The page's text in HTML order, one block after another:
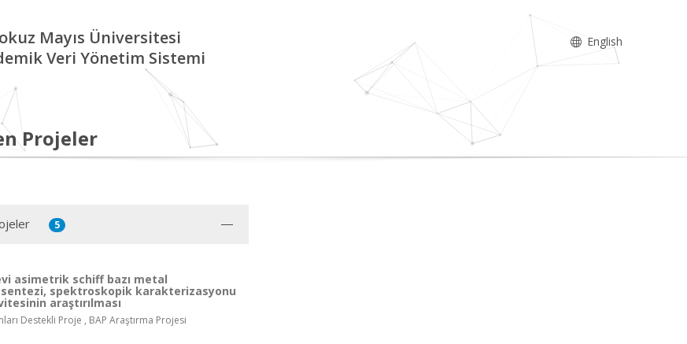
Mayıs Üniversitesi
Veri Yönetim Sistemi
English
Projeler
5
asimetrik schiff bazı metal
spektroskopik karakterizasyonu
araştırılması
Destekli Proje , BAP Araştırma Projesi